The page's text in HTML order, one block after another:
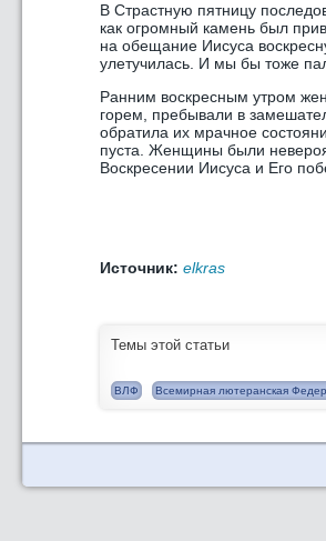
В Страстную пятницу
как огромный камень был
на обещание Иисуса
улетучилась. И мы бы тоже
Ранним воскресным утром
горем, пребывали в
обратила их мрачное
пуста. Женщины были
Воскресении Иисуса и Его
Источник: elkras
Темы этой статьи
ВЛФ Всемирная лютеранская